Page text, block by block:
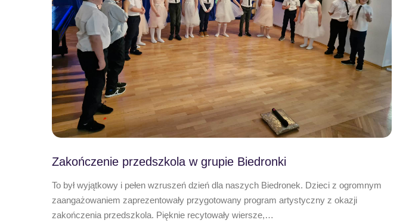
Zakończenie przedszkola w grupie Biedronki
To był wyjątkowy i pełen wzruszeń dzień dla naszych Biedronek. Dzieci z ogromnym
zaangażowaniem zaprezentowały przygotowany program artystyczny z okazji
zakończenia przedszkola. Pięknie recytowały wiersze,…